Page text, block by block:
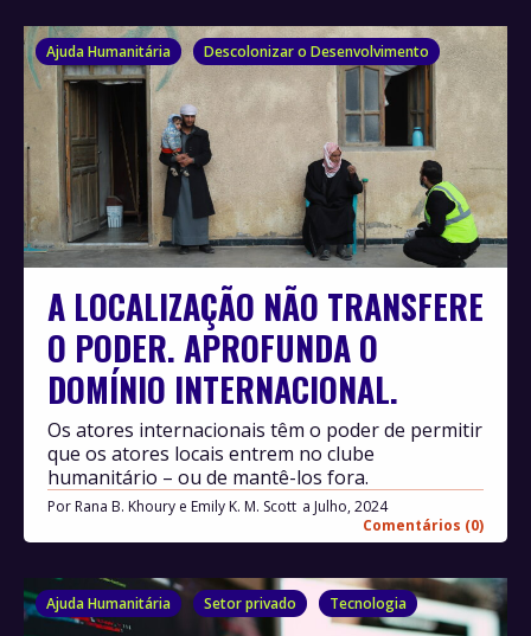
Ajuda Humanitária Descolonizar o Desenvolvimento
A LOCALIZAÇÃO NÃO TRANSFERE
O PODER. APROFUNDA O
DOMÍNIO INTERNACIONAL.
Por Rana B. Khoury e Emily K. M. Scott
Julho, 2024
Comentários (0)
Os atores internacionais têm o poder de permitir
que os atores locais entrem no clube
humanitário – ou de mantê-los fora.
Ajuda Humanitária Setor privado Tecnologia